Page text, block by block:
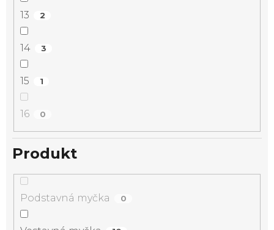
13 2
14 3
15 1
16 0
Produkt
Podstavná myčka 0